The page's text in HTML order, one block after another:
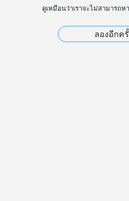
ดูเหมือนว่าเราจะไม่สามารถ
ลองอีกค